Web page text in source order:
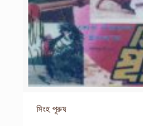
সিংহ পূরুষ